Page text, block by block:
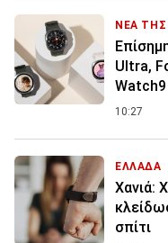
ΝΕΑ ΤΗΣ
Ultra,
10:27
ΕΛΛΑΔΑ
Χανιά:
σπίτι